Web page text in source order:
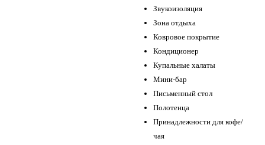
Звукоизоляция
Зона отдыха
Ковровое покрытие
Кондиционер
Купальные халаты
Мини-бар
Письменный стол
Полотенца
Принадлежности для кофе/
чая